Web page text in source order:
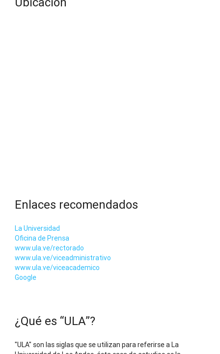
Enlaces recomendados
La Universidad
Oficina de Prensa
www.ula.ve/rectorado
www.ula.ve/viceadministrativo
www.ula.ve/viceacademico
Google
¿Qué es “ULA”?
"ULA" son las siglas que se utilizan para referirse a La